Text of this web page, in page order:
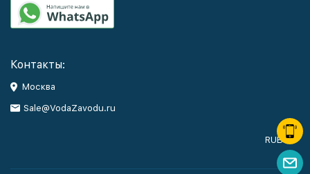
Контакты:
Москва
Sale@VodaZavodu.ru
RUB